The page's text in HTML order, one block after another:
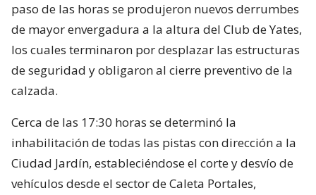
paso de las horas se produjeron nuevos derrumbes
de mayor envergadura a la altura del Club de Yates,
los cuales terminaron por desplazar las estructuras
de seguridad y obligaron al cierre preventivo de la
calzada.
Cerca de las 17:30 horas se determinó la
inhabilitación de todas las pistas con dirección a la
Ciudad Jardín, estableciéndose el corte y desvío de
vehículos desde el sector de Caleta Portales,